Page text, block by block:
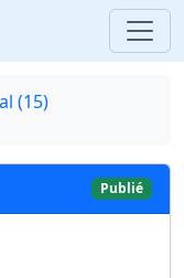
(15)
Publié